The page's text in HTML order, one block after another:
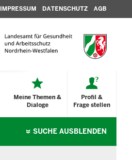
IMPRESSUM DATENSCHUTZ AGB
Profil &
Frage stellen
Meine Themen &
Dialoge
SUCHE AUSBLENDEN